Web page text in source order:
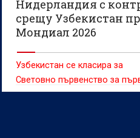
Нидерландия с
срещу Узбекистан
Мондиал 2026
Узбекистан се класира за
Световно първенство за